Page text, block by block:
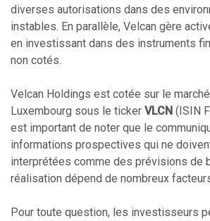
diverses autorisations dans des
instables. En parallèle, Velcan gère
en investissant dans des instruments
non cotés.
Velcan Holdings est cotée sur le
Luxembourg sous le ticker VLCN (ISIN
est important de noter que le
informations prospectives qui ne
interprétées comme des prévisions de
réalisation dépend de nombreux
Pour toute question, les investisseurs